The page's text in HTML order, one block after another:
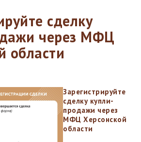
сделку
через МФЦ
области
Зарегистрируйте
сделку купли-
продажи через
МФЦ Херсонской
области